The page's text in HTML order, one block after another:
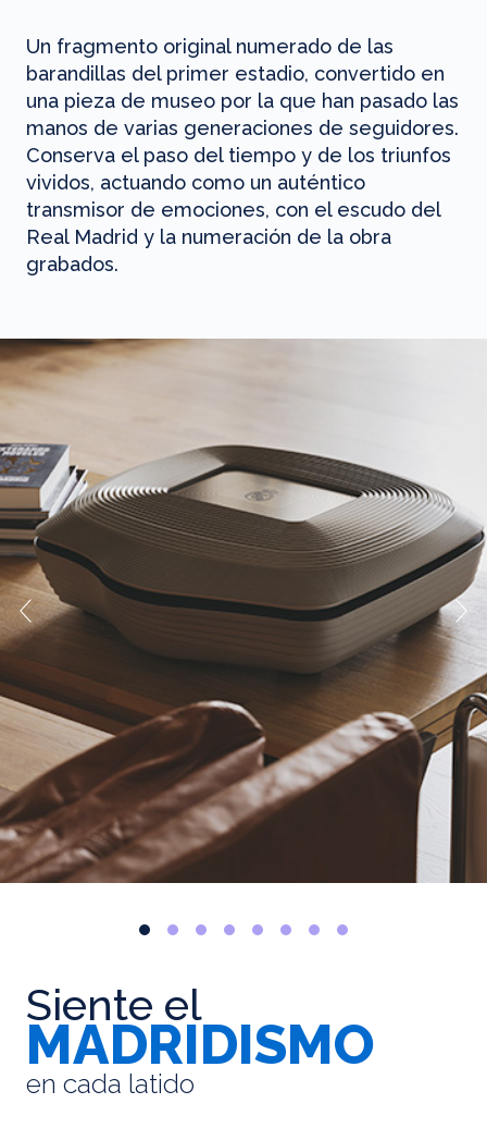
Un fragmento original numerado de las
barandillas del primer estadio, convertido en
una pieza de museo por la que han pasado las
manos de varias generaciones de seguidores.
Conserva el paso del tiempo y de los triunfos
vividos, actuando como un auténtico
transmisor de emociones, con el escudo del
Real Madrid y la numeración de la obra
grabados.
Siente el
MADRIDISMO
en cada latido